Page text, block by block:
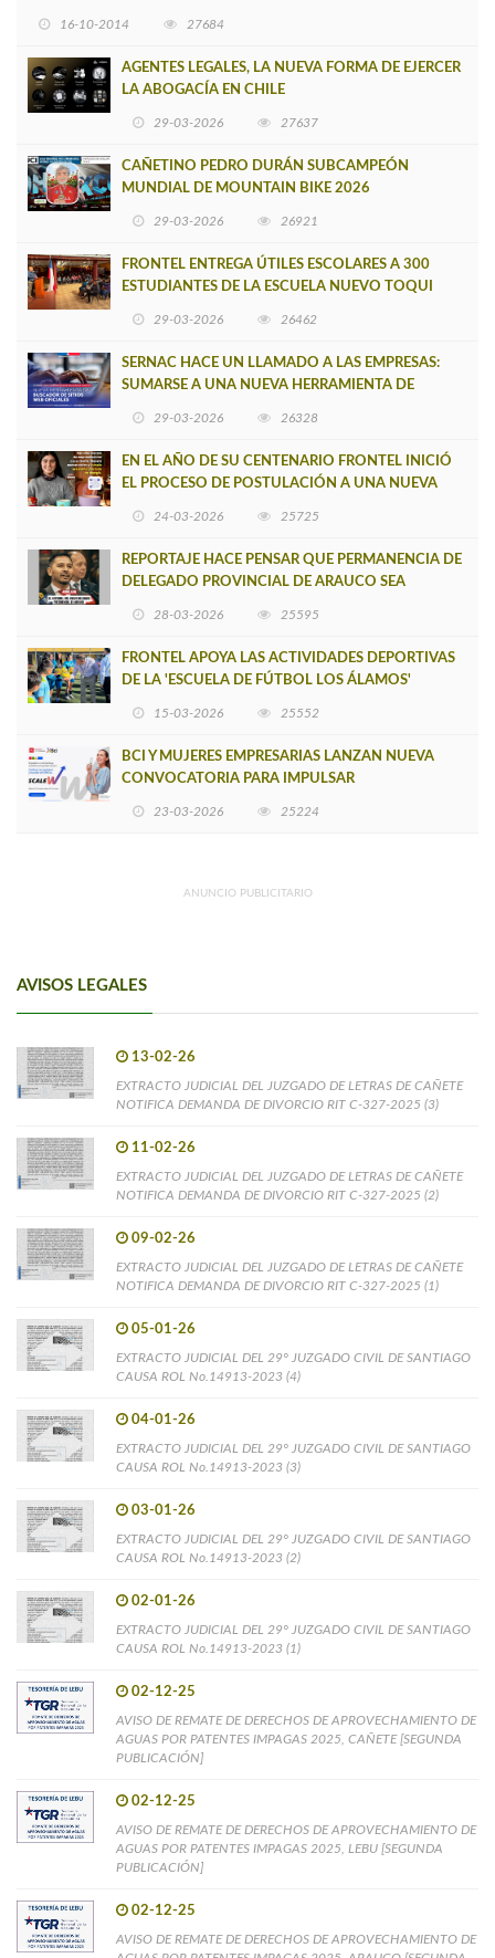
16-10-2014 27684
AGENTES LEGALES, LA NUEVA FORMA DE EJERCER
LA ABOGACÍA EN CHILE
29-03-2026 27637
CAÑETINO PEDRO DURÁN SUBCAMPEÓN
MUNDIAL DE MOUNTAIN BIKE 2026
29-03-2026 26921
FRONTEL ENTREGA ÚTILES ESCOLARES A 300
ESTUDIANTES DE LA ESCUELA NUEVO TOQUI
29-03-2026 26462
SERNAC HACE UN LLAMADO A LAS EMPRESAS:
SUMARSE A UNA NUEVA HERRAMIENTA DE
29-03-2026 26328
EN EL AÑO DE SU CENTENARIO FRONTEL INICIÓ
EL PROCESO DE POSTULACIÓN A UNA NUEVA
24-03-2026 25725
REPORTAJE HACE PENSAR QUE PERMANENCIA DE
DELEGADO PROVINCIAL DE ARAUCO SEA
28-03-2026 25595
FRONTEL APOYA LAS ACTIVIDADES DEPORTIVAS
DE LA 'ESCUELA DE FÚTBOL LOS ÁLAMOS'
15-03-2026 25552
BCI Y MUJERES EMPRESARIAS LANZAN NUEVA
CONVOCATORIA PARA IMPULSAR
23-03-2026 25224
ANUNCIO PUBLICITARIO
AVISOS LEGALES
13-02-26
EXTRACTO JUDICIAL DEL JUZGADO DE LETRAS DE CAÑETE
NOTIFICA DEMANDA DE DIVORCIO RIT C-327-2025 (3)
11-02-26
EXTRACTO JUDICIAL DEL JUZGADO DE LETRAS DE CAÑETE
NOTIFICA DEMANDA DE DIVORCIO RIT C-327-2025 (2)
09-02-26
EXTRACTO JUDICIAL DEL JUZGADO DE LETRAS DE CAÑETE
NOTIFICA DEMANDA DE DIVORCIO RIT C-327-2025 (1)
05-01-26
EXTRACTO JUDICIAL DEL 29° JUZGADO CIVIL DE SANTIAGO
CAUSA ROL No.14913-2023 (4)
04-01-26
EXTRACTO JUDICIAL DEL 29° JUZGADO CIVIL DE SANTIAGO
CAUSA ROL No.14913-2023 (3)
03-01-26
EXTRACTO JUDICIAL DEL 29° JUZGADO CIVIL DE SANTIAGO
CAUSA ROL No.14913-2023 (2)
02-01-26
EXTRACTO JUDICIAL DEL 29° JUZGADO CIVIL DE SANTIAGO
CAUSA ROL No.14913-2023 (1)
02-12-25
AVISO DE REMATE DE DERECHOS DE APROVECHAMIENTO DE
AGUAS POR PATENTES IMPAGAS 2025, CAÑETE [SEGUNDA
PUBLICACIÓN]
02-12-25
AVISO DE REMATE DE DERECHOS DE APROVECHAMIENTO DE
AGUAS POR PATENTES IMPAGAS 2025, LEBU [SEGUNDA
PUBLICACIÓN]
02-12-25
AVISO DE REMATE DE DERECHOS DE APROVECHAMIENTO DE